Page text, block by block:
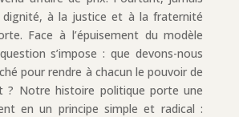
dignité, à la justice et à la fraternité
Face à l’épuisement du modèle
s’impose : que devons-nous
pour rendre à chacun le pouvoir de
? Notre histoire politique porte une
en un principe simple et radical :